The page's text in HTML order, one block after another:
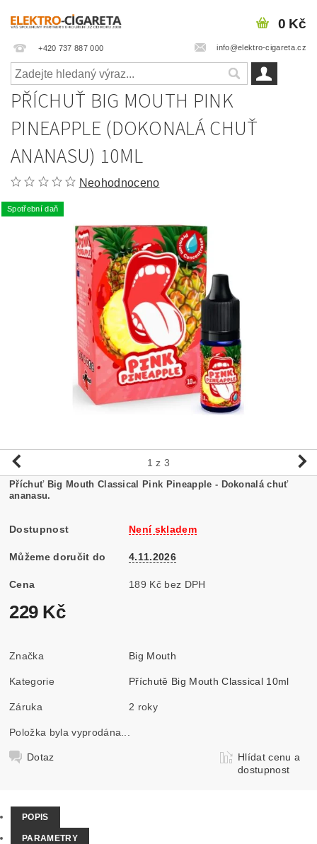
+420 737 887 000 info@elektro-cigareta.cz
0 Kč
PŘÍCHUŤ BIG MOUTH PINK
PINEAPPLE (DOKONALÁ CHUŤ
ANANASU) 10ML
Neohodnoceno
Spotřební daň
1 z 3
Příchuť Big Mouth Classical Pink Pineapple - Dokonalá chuť
ananasu.
Dostupnost Není skladem
Můžeme doručit do 4.11.2026
Cena 189 Kč bez DPH
229 Kč
Značka Big Mouth
Kategorie Příchutě Big Mouth Classical 10ml
Záruka 2 roky
Položka byla vyprodána...
Dotaz
Hlídat cenu a
dostupnost
POPIS
PARAMETRY